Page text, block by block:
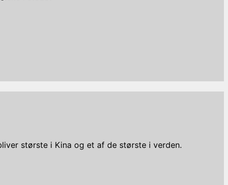
største i Kina og et af de største i verden.